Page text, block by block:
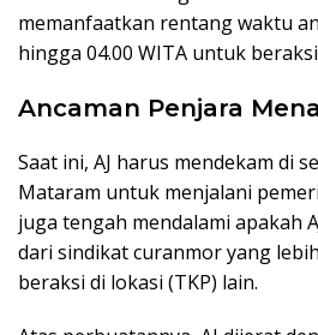
memanfaatkan rentang waktu
hingga 04.00 WITA untuk
Ancaman Penjara
Saat ini, AJ harus mendekam di
Mataram untuk menjalani
juga tengah mendalami apakah
dari sindikat curanmor yang
beraksi di lokasi (TKP) lain.